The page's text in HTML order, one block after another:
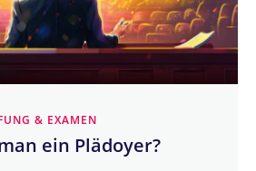
& EXAMEN
ein Plädoyer?